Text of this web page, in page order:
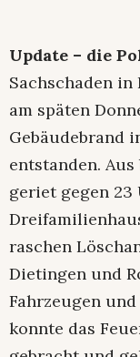
Update – die
Sachschaden in
am späten
Gebäudebrand
entstanden.
geriet gegen 23
raschen
Dietingen und
Fahrzeugen
konnte das